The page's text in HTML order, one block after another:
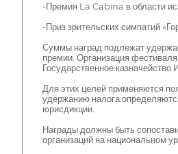
-Премия La Cabina в области
-Приз зрительских симпатий
Суммы наград подлежат
премии. Организация
Государственное казначейство
Для этих целей применяются
удержанию налога
юрисдикции.
Награды должны быть
организаций на национальном